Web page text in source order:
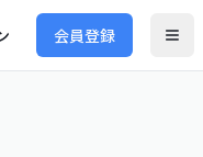
会員登録